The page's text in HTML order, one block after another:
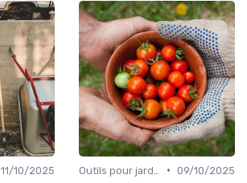
11/10/2025
• 09/10/2025